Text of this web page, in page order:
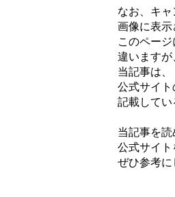
なお、キャ
画像に表示
このペー
違いますが
当記事は、
公式サイ
記載してい
当記事を読
公式サイト
ぜひ参考に